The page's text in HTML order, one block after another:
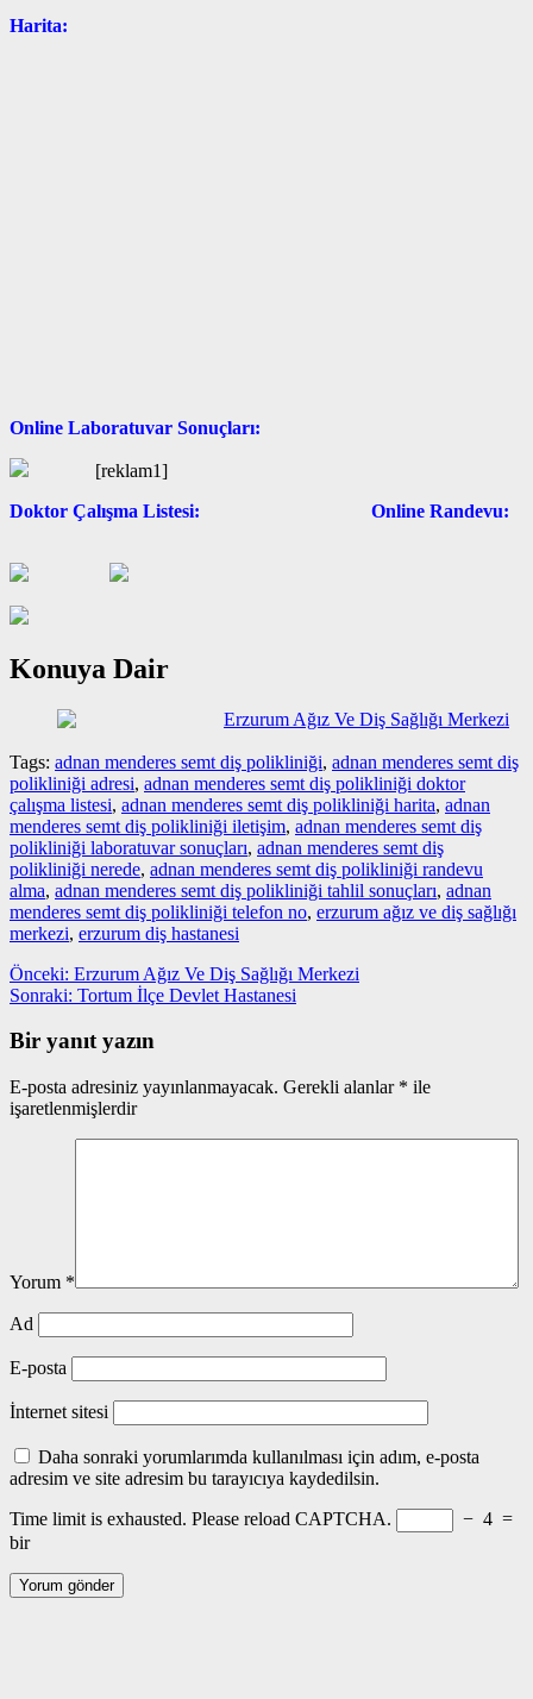
Harita:
Online Laboratuvar Sonuçları:
[reklam1]
Doktor Çalışma Listesi: Online Randevu:
Konuya Dair
Erzurum Ağız Ve Diş Sağlığı Merkezi
Tags: adnan menderes semt diş polikliniği, adnan menderes semt diş
polikliniği adresi, adnan menderes semt diş polikliniği doktor
çalışma listesi, adnan menderes semt diş polikliniği harita, adnan
menderes semt diş polikliniği iletişim, adnan menderes semt diş
polikliniği laboratuvar sonuçları, adnan menderes semt diş
polikliniği nerede, adnan menderes semt diş polikliniği randevu
alma, adnan menderes semt diş polikliniği tahlil sonuçları, adnan
menderes semt diş polikliniği telefon no, erzurum ağız ve diş sağlığı
merkezi, erzurum diş hastanesi
Yazı
gezinmesi
Önceki: Önceki
yazı:
Erzurum Ağız Ve Diş Sağlığı Merkezi
Sonraki: Sonraki
Tortum İlçe Devlet Hastanesi
Bir yanıt yazın
E-posta adresiniz yayınlanmayacak. Gerekli alanlar * ile
işaretlenmişlerdir
Yorum *
Ad
E-posta
İnternet sitesi
Daha sonraki yorumlarımda kullanılması için adım, e-posta
adresim ve site adresim bu tarayıcıya kaydedilsin.
Time limit is exhausted. Please reload CAPTCHA.
− 4 =
bir